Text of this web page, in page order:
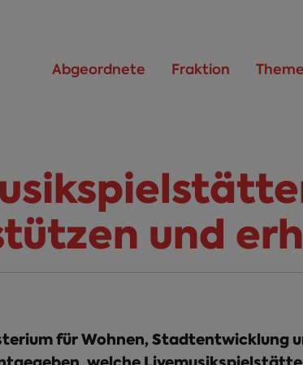
Abgeordnete Fraktion
und
für Wohnen, Stadtentwicklung